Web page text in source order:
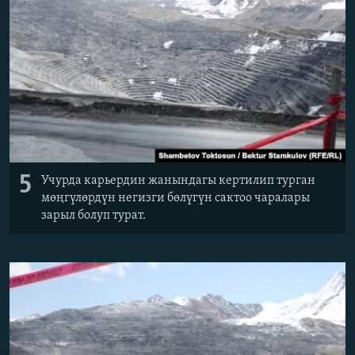
5
Учурда карьердин жанындагы кертилип турган
мөңгүлөрдүн негизги бөлүгүн сактоо чаралары
зарыл болуп турат.